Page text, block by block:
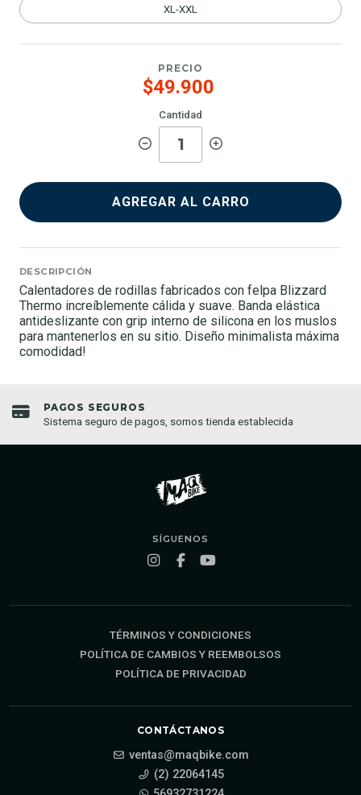
XL-XXL
PRECIO
$49.900
Cantidad
AGREGAR AL CARRO
DESCRIPCIÓN
Calentadores de rodillas fabricados con felpa Blizzard
Thermo increíblemente cálida y suave. Banda elástica
antideslizante con grip interno de silicona en los muslos
para mantenerlos en su sitio. Diseño minimalista máxima
comodidad!
PAGOS SEGUROS
Sistema seguro de pagos, somos tienda establecida
SÍGUENOS
TÉRMINOS Y CONDICIONES
POLÍTICA DE CAMBIOS Y REEMBOLSOS
POLÍTICA DE PRIVACIDAD
CONTÁCTANOS
ventas@maqbike.com
(2) 22064145